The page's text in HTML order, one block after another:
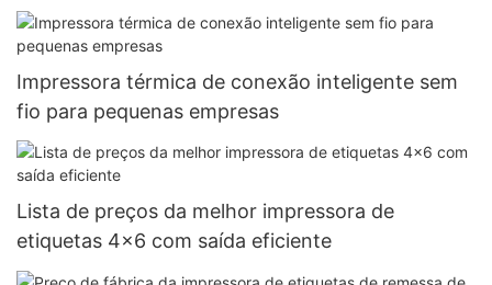
Impressora térmica de conexão inteligente sem
fio para pequenas empresas
Lista de preços da melhor impressora de
etiquetas 4x6 com saída eficiente